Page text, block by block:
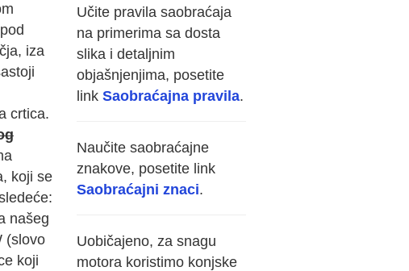
iza
crtica.
koji se
našeg
(slovo
koji
Učite pravila saobraćaja
na primerima sa dosta
slika i detaljnim
objašnjenjima, posetite
link Saobraćajna pravila.
Naučite saobraćajne
znakove, posetite link
Saobraćajni znaci.
Uobičajeno, za snagu
motora koristimo konjske